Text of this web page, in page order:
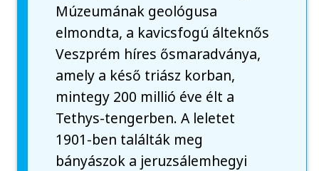
Múzeumának geológusa
elmondta, a kavicsfogú álteknős
Veszprém híres ősmaradványa,
amely a késő triász korban,
mintegy 200 millió éve élt a
Tethys-tengerben. A leletet
1901-ben találták meg
bányászok a jeruzsálemhegyi